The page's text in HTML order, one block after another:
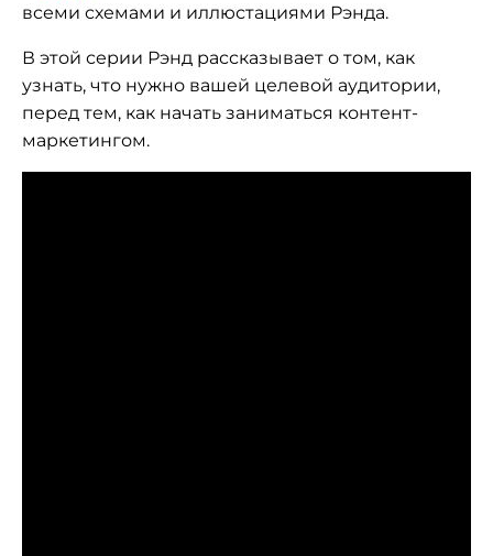
всеми схемами и иллюстациями Рэнда.
В этой серии Рэнд рассказывает о том, как
узнать, что нужно вашей целевой аудитории,
перед тем, как начать заниматься контент-
маркетингом.